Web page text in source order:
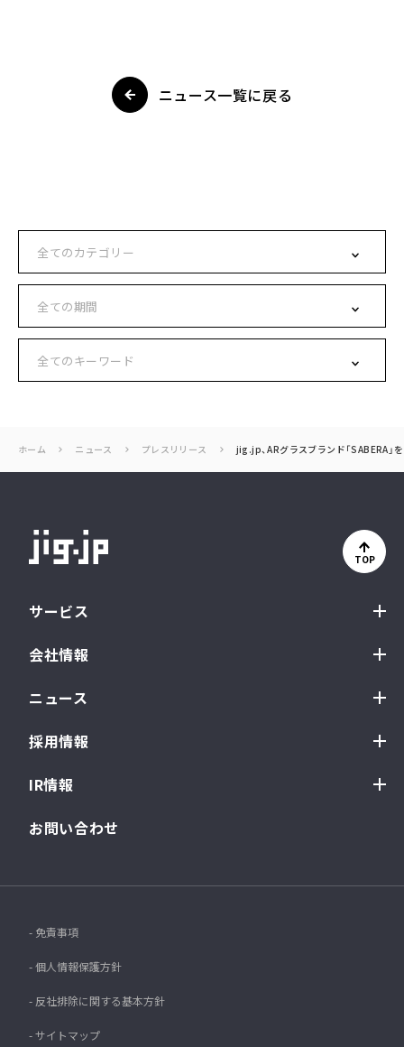
ニュース一覧に戻る
ホーム ニュース プレスリリース jig.jp、ARグラスブランド「SABERA」
サービス
会社情報
ニュース
採用情報
IR情報
お問い合わせ
TOP
- 免責事項
- 個人情報保護方針
- 反社排除に関する基本方針
- サイトマップ